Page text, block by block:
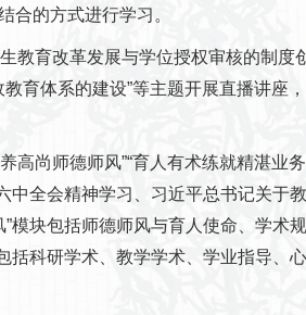
的方式进行学习。
教育改革发展与学位授权审核的制度
育体系的建设”等主题开展直播讲座
尚师德师风”“育人有术练就精湛业
中全会精神学习、习近平总书记关于
模块包括师德师风与育人使命、学术
科研学术、教学学术、学业指导、心